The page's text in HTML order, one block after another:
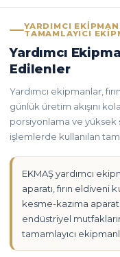
YARDIMCI
TAMAMLAYICI
Yardımcı
Edilenler
Yardımcı ekipmanlar,
günlük üretim akışını
porsiyonlama ve yüksek
işlemlerde kullanılan
EKMAŞ yardımcı
aparatı, fırın
kesme-kazıma
endüstriyel
tamamlayıcı